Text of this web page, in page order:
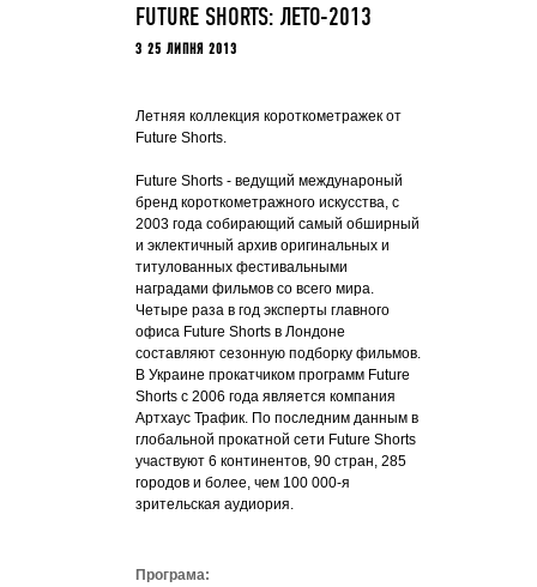
FUTURE SHORTS: ЛЕТО-2013
З 25 ЛИПНЯ 2013
Летняя коллекция короткометражек от
Future Shorts.
Future Shorts - ведущий междунароный
бренд короткометражного искусства, с
2003 года собирающий самый обширный
и эклектичный архив оригинальных и
титулованных фестивальными
наградами фильмов со всего мира.
Четыре раза в год эксперты главного
офиса Future Shorts в Лондоне
составляют сезонную подборку фильмов.
В Украине прокатчиком программ Future
Shorts с 2006 года является компания
Артхаус Трафик. По последним данным в
глобальной прокатной сети Future Shorts
участвуют 6 континентов, 90 стран, 285
городов и более, чем 100 000-я
зрительская аудиория.
Програма: